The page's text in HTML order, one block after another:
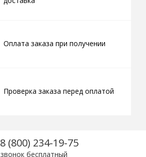
Оплата заказа при получении
Проверка заказа перед оплатой
8 (800) 234-19-75
звонок бесплатный